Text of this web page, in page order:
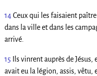
14Ceux qui les faisaient
dans la ville et dans les
arrivé.
15 Ils vinrent auprès de
avait eu la légion, assis, vêtu,